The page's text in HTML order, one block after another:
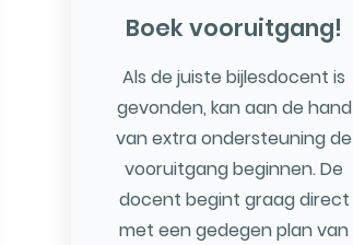
Boek vooruitgang!
Als de juiste bijlesdocent is
gevonden, kan aan de hand
van extra ondersteuning de
vooruitgang beginnen. De
docent begint graag direct
met een gedegen plan van